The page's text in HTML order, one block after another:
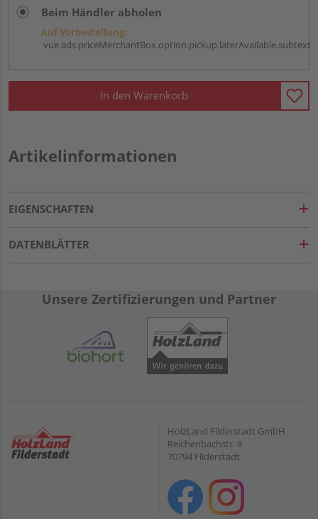
Beim Händler abholen
Auf Vorbestellung:
vue.ads.priceMerchantBox.option.pickup.laterAvailable.subtext
In den Warenkorb
Artikelinformationen
EIGENSCHAFTEN
DATENBLÄTTER
Unsere Zertifizierungen und Partner
HolzLand Filderstadt GmbH
Reichenbachstr. 8
70794 Filderstadt